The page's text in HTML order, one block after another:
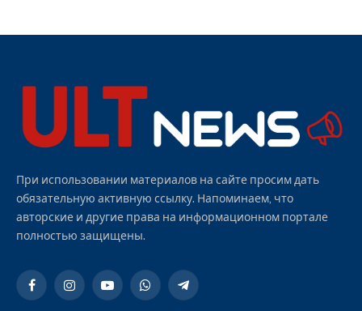
При использовании материалов на сайте просим дать
обязательную активную ссылку. Напоминаем, что
авторские и другие права на информационном портале
полностью защищены.
FacebookInstagramYouTubeWhatsAppTelegram